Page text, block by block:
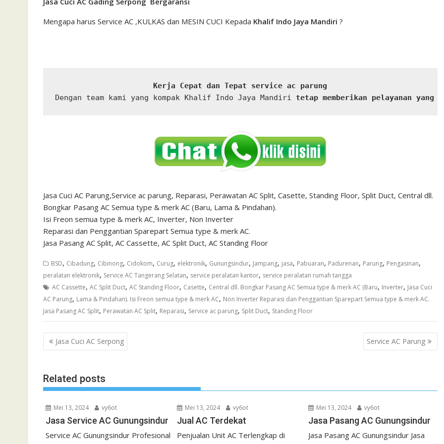
Mengapa harus Service AC ,KULKAS dan MESIN CUCI Kepada Khalif Indo Jaya Mandiri ?
Kerja Cepat dan Tepat service ac parung
Dengan team kami yang kompak Khalif Indo Jaya Mandiri tetap memberikan pelayanan yang
Jasa Cuci AC Parung,Service ac parung, Reparasi, Perawatan AC Split, Casette, Standing Floor, Split Duct, Central dll.
Bongkar Pasang AC Semua type & merk AC (Baru, Lama & Pindahan).
Isi Freon semua type & merk AC, Inverter, Non Inverter
Reparasi dan Penggantian Sparepart Semua type & merk AC.
Jasa Pasang AC Split, AC Cassette, AC Split Duct, AC Standing Floor
BSD, Cibadung, Cibinong, Cidokom, Curug, elektronik, Gunungsindur, Jampang, jasa, Pabuaran, Padurenan, Parung, Pengasinan,
peralatan elektronik, Service AC Tangerang Selatan, service peralatan kantor, service peralatan rumah tangga
AC Cassette, AC Split Duct, AC Standing Floor, Casette, Central dll. Bongkar Pasang AC Semua type & merk AC (Baru, Inverter, Jasa Cuci
AC Parung, Lama & Pindahan). Isi Freon semua type & merk AC, Non Inverter Reparasi dan Penggantian Sparepart Semua type & merk AC.
Jasa Pasang AC Split, Perawatan AC Split, Reparasi, Service ac parung, Split Duct, Standing Floor
Navigasi
pos
Jasa Cuci AC Serpong Service AC Parung
Related posts
Mei 13, 2024 vy6ot
Jasa Service AC Gunungsindur
Service AC Gunungsindur Profesional
Mei 13, 2024 vy6ot
Jual AC Terdekat
Penjualan Unit AC Terlengkap di
Mei 13, 2024 vy6ot
Jasa Pasang AC Gunungsindur
Jasa Pasang AC Gunungsindur Jasa